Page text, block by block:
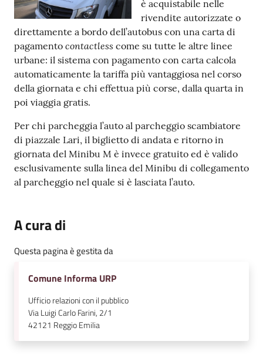
è acquistabile nelle
rivendite autorizzate o
direttamente a bordo dell’autobus con una carta di
pagamento contactless come su tutte le altre linee
urbane: il sistema con pagamento con carta calcola
automaticamente la tariffa più vantaggiosa nel corso
della giornata e chi effettua più corse, dalla quarta in
poi viaggia gratis.
Per chi parcheggia l’auto al parcheggio scambiatore
di piazzale Lari, il biglietto di andata e ritorno in
giornata del Minibu M è invece gratuito ed è valido
esclusivamente sulla linea del Minibu di collegamento
al parcheggio nel quale si è lasciata l’auto.
A cura di
Questa pagina è gestita da
Comune Informa URP
Ufficio relazioni con il pubblico
Via Luigi Carlo Farini, 2/1
42121 Reggio Emilia